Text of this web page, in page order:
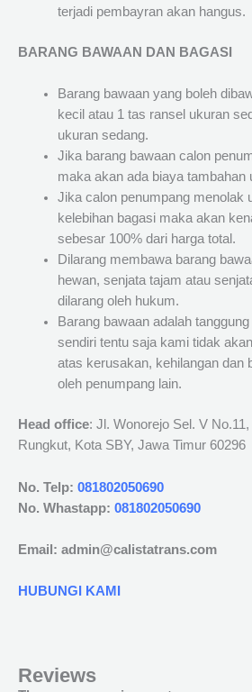
terjadi pembayran akan hangus.
BARANG BAWAAN DAN BAGASI
Barang bawaan yang boleh
kecil atau 1 tas ransel ukuran
ukuran sedang.
Jika barang bawaan calon
maka akan ada biaya tambahan
Jika calon penumpang menolak
kelebihan bagasi maka akan
sebesar 100% dari harga total.
Dilarang membawa barang
hewan, senjata tajam atau
dilarang oleh hukum.
Barang bawaan adalah
sendiri tentu saja kami tidak
atas kerusakan, kehilangan dan
oleh penumpang lain.
Head office: Jl. Wonorejo Sel. V
Rungkut, Kota SBY, Jawa Timur 60296
No. Telp: 081802050690
No. Whastapp: 081802050690
Email: admin@calistatrans.com
HUBUNGI KAMI
Reviews